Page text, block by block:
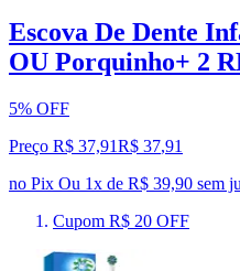
Escova De Dente
OU Porquinho+ 2
5% OFF
Preço R$ 37,91R$ 37,91
no Pix Ou 1x de R$ 39,90 sem
Cupom R$ 20 OFF